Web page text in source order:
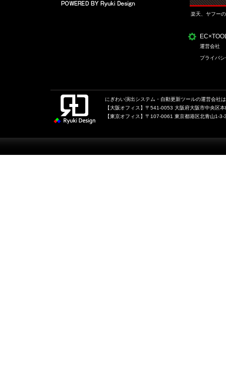
楽天、ヤフー
運営会社
プライバ
にぎわい演出システム・自動更新ツールの運営会
【大阪オフィス】〒541-0053 大阪府大阪市中央区
【東京オフィス】〒107-0061 東京都港区北青山1-